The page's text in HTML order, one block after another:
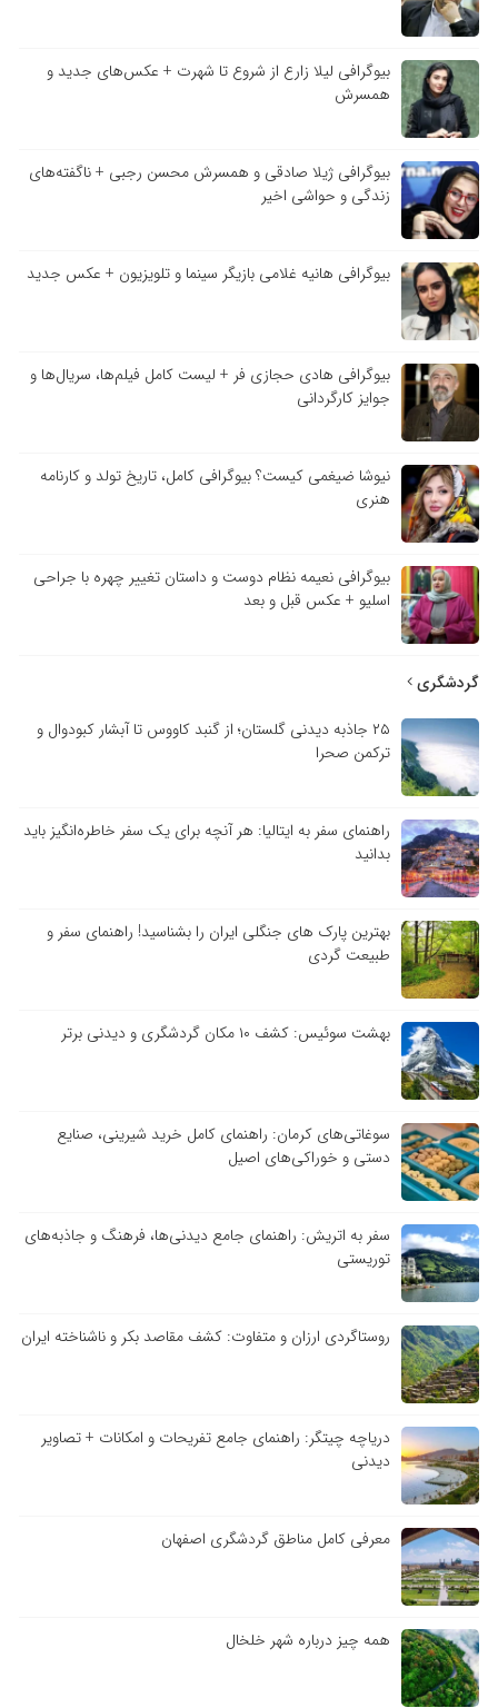
بیوگرافی لیلا زارع از شروع تا شهرت + عکس‌های جدید و
همسرش
بیوگرافی ژیلا صادقی و همسرش محسن رجبی + ناگفته‌های
زندگی و حواشی اخیر
بیوگرافی هانیه غلامی بازیگر سینما و تلویزیون + عکس جدید
بیوگرافی هادی حجازی فر + لیست کامل فیلم‌ها، سریال‌ها و
جوایز کارگردانی
نیوشا ضیغمی کیست؟ بیوگرافی کامل، تاریخ تولد و کارنامه
هنری
بیوگرافی نعیمه نظام دوست و داستان تغییر چهره با جراحی
اسلیو + عکس قبل و بعد
گردشگری
۲۵ جاذبه دیدنی گلستان؛ از گنبد کاووس تا آبشار کبودوال و
ترکمن صحرا
راهنمای سفر به ایتالیا: هر آنچه برای یک سفر خاطره‌انگیز باید
بدانید
بهترین پارک های جنگلی ایران را بشناسید! راهنمای سفر و
طبیعت گردی
بهشت سوئیس: کشف ۱۰ مکان گردشگری و دیدنی برتر
سوغاتی‌های کرمان: راهنمای کامل خرید شیرینی، صنایع
دستی و خوراکی‌های اصیل
سفر به اتریش: راهنمای جامع دیدنی‌ها، فرهنگ و جاذبه‌های
توریستی
روستاگردی ارزان و متفاوت: کشف مقاصد بکر و ناشناخته ایران
دریاچه چیتگر: راهنمای جامع تفریحات و امکانات + تصاویر
دیدنی
معرفی کامل مناطق گردشگری اصفهان
همه چیز درباره شهر خلخال